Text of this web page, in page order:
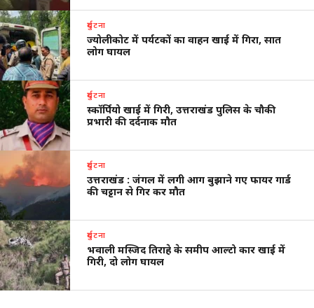
दुर्घटना
ज्योलीकोट में पर्यटकों का वाहन खाई में गिरा, सात
लोग घायल
दुर्घटना
स्कॉर्पियो खाई में गिरी, उत्तराखंड पुलिस के चौकी
प्रभारी की दर्दनाक मौत
दुर्घटना
उत्तराखंड : जंगल में लगी आग बुझाने गए फायर गार्ड
की चट्टान से गिर कर मौत
दुर्घटना
भवाली मस्जिद तिराहे के समीप आल्टो कार खाई में
गिरी, दो लोग घायल